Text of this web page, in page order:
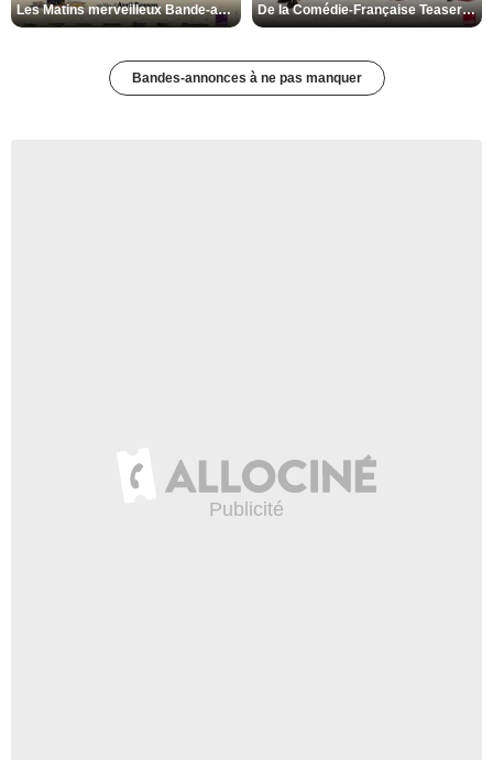
Les Matins merveilleux Bande-annonce VF De la Comédie-Française Teaser VF
Bandes-annonces à ne pas manquer